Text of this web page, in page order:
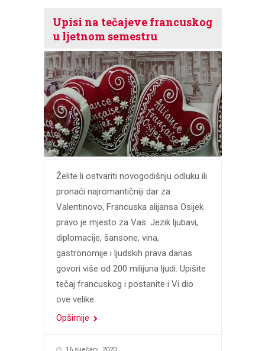
Upisi na tečajeve francuskog
u ljetnom semestru
Želite li ostvariti novogodišnju odluku ili
pronaći najromantičniji dar za
Valentinovo, Francuska alijansa Osijek
pravo je mjesto za Vas. Jezik ljubavi,
diplomacije, šansone, vina,
gastronomije i ljudskih prava danas
govori više od 200 milijuna ljudi. Upišite
tečaj francuskog i postanite i Vi dio
ove velike
Opširnije